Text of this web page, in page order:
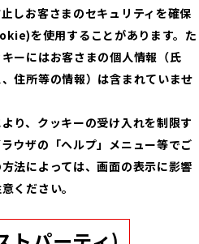
しお客さまのセキュリティを確保
を使用することがあります。た
ーにはお客さまの個人情報（氏
住所等の情報）は含まれていませ
り、クッキーの受け入れを制限す
ウザの「ヘルプ」メニュー等でご
法によっては、画面の表示に影響
ください。